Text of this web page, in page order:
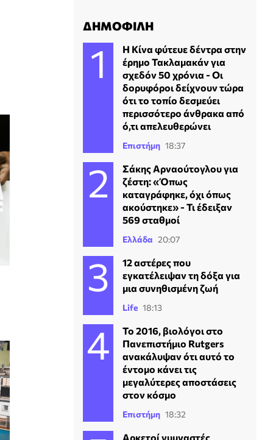
ΔΗΜΟΦΙΛΗ
Η Κίνα φύτευε δέντρα στην
έρημο Τακλαμακάν για
σχεδόν 50 χρόνια - Οι
δορυφόροι δείχνουν τώρα
ότι το τοπίο δεσμεύει
περισσότερο άνθρακα από
ό,τι απελευθερώνει
Επιστήμη 18:37
Σάκης Αρναούτογλου για
ζέστη: «Όπως
καταγράφηκε, όχι όπως
ακούστηκε» - Τι έδειξαν
569 σταθμοί
Ελλάδα 20:07
12 αστέρες που
εγκατέλειψαν τη δόξα για
μια συνηθισμένη ζωή
Life 18:13
Το 2016, βιολόγοι στο
Πανεπιστήμιο Rutgers
ανακάλυψαν ότι αυτό το
έντομο κάνει τις
μεγαλύτερες αποστάσεις
στον κόσμο
Επιστήμη 18:32
Αρκετοί γυμναστές